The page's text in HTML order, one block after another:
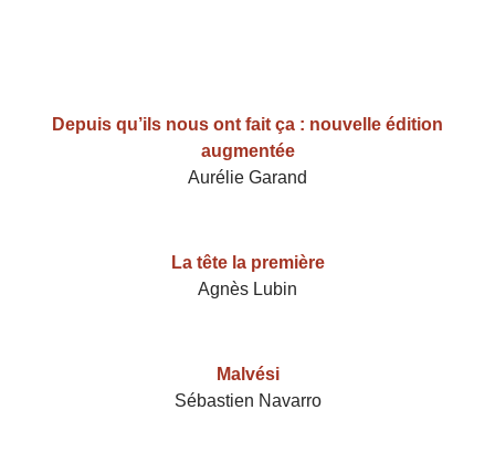
Depuis qu’ils nous ont fait ça : nouvelle édition
augmentée
Aurélie Garand
La tête la première
Agnès Lubin
Malvési
Sébastien Navarro